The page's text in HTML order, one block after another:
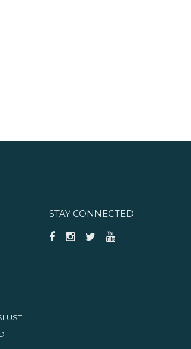
STAY CONNECTED